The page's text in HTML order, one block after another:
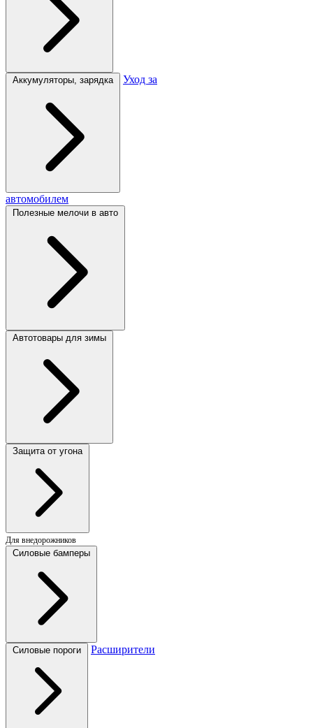
Аккумуляторы, зарядка Уход за
автомобилем
Полезные мелочи в авто
Автотовары для зимы
Защита от угона
Для внедорожников
Силовые бамперы
Силовые пороги Расширители